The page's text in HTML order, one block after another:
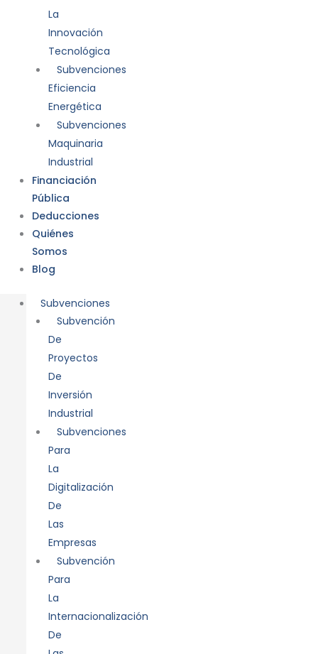
La
Innovación
Tecnológica
Subvenciones
Eficiencia
Energética
Subvenciones
Maquinaria
Industrial
Financiación
Pública
Deducciones
Quiénes
Somos
Blog
Subvenciones
Subvención
De
Proyectos
De
Inversión
Industrial
Subvenciones
Para
La
Digitalización
De
Las
Empresas
Subvención
Para
La
Internacionalización
De